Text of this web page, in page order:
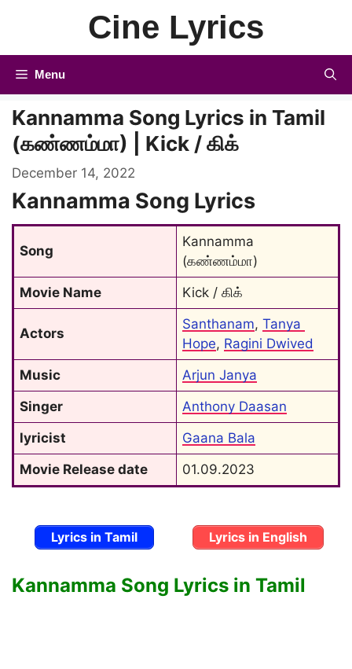
Cine Lyrics
Menu
Kannamma Song Lyrics in Tamil
(கண்ணம்மா) | Kick / கிக்
December 14, 2022
Kannamma Song Lyrics
Song
Kannamma
(கண்ணம்மா)
Movie Name
Kick / கிக்
Actors
Santhanam, Tanya
Hope, Ragini Dwived
Music
Arjun Janya
Singer
Anthony Daasan
lyricist
Gaana Bala
Movie Release date
01.09.2023
Lyrics in Tamil Lyrics in English
Kannamma Song Lyrics in Tamil